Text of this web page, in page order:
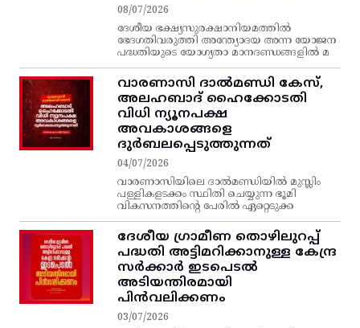
08/07/2026
ദേശീയ ഭക്ഷ്യസുരക്ഷാനിയമത്തിൽ
ഭേദഗതിവരുത്തി അന്ത്യോദയ അന്ന യോജന
പദ്ധതിയുടെ യോഗ്യതാ മാനദണ്ഡങ്ങളിൽ മ
വാരണാസി ദാൽമണ്ഡി കേസ്,
അലഹബാദ് ഹൈക്കോടതി
വിധി ന്യൂനപക്ഷ
അവകാശങ്ങളെ
ദുർബലപ്പെടുത്തുന്നത്
04/07/2026
വാരണാസിയിലെ ദാൽമണ്ഡിയിൽ മുസ്ലിം
പള്ളികളടക്കം സ്ഥിതി ചെയ്യുന്ന ഭൂമി
വികസനത്തിന്റെ പേരിൽ ഏറ്റെടുക്ക
ദേശീയ ഗ്രാമീണ തൊഴിലുറപ്പ്‌
പദ്ധതി അട്ടിമറിക്കാനുള്ള കേന്ദ്ര
സര്‍ക്കാര്‍ ഇടപെടല്‍
അടിയന്തിരമായി
പിന്‍വലിക്കണം
03/07/2026